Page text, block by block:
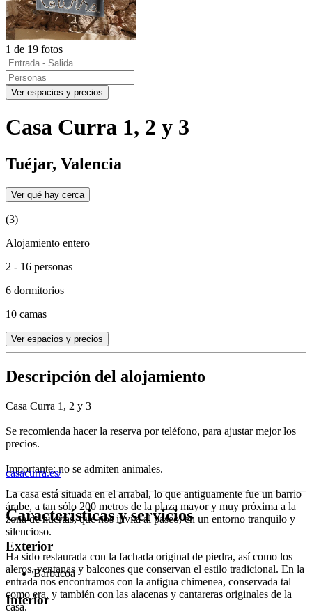
1 de 19 fotos
Ver espacios y precios
Casa Curra 1, 2 y 3
Tuéjar, Valencia
Ver qué hay cerca
(3)
Alojamiento entero
2 - 16 personas
6 dormitorios
10 camas
Ver espacios y precios
Descripción del alojamiento
Casa Curra 1, 2 y 3
Se recomienda hacer la reserva por teléfono, para ajustar mejor los
precios.
Importante: no se admiten animales.
La casa está situada en el arrabal, lo que antiguamente fue un barrio
árabe, a tan sólo 200 metros de la plaza mayor y muy próxima a la
zona de huertas, que nos invita al paseo, en un entorno tranquilo y
silencioso.
Ha sido restaurada con la fachada original de piedra, así como los
aleros, ventanas y balcones que conservan el estilo tradicional. En la
entrada nos encontramos con la antigua chimenea, conservada tal
como era, y también con las alacenas y cantareras originales de la
casa.
casacurra.es/
Características y servicios
Exterior
Barbacoa
Interior